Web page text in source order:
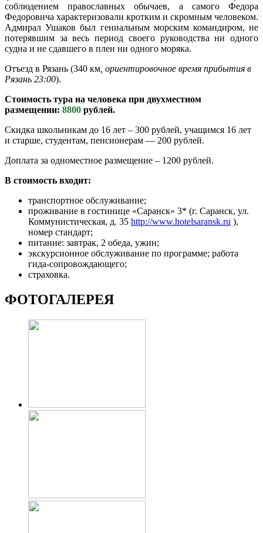
соблюдением православных обычаев, а самого Федора
Федоровича характеризовали кротким и скромным человеком.
Адмирал Ушаков был гениальным морским командиром, не
потерявшим за весь период своего руководства ни одного
судна и не сдавшего в плен ни одного моряка.
Отъезд в Рязань (340 км , ориентировочное время прибытия в
Рязань 23:00).
Стоимость тура на человека при двухместном
размещении: 8800 рублей.
Скидка школьникам до 16 лет – 300 рублей, учащимся 16 лет
и старше, студентам, пенсионерам — 200 рублей.
Доплата за одноместное размещение – 1200 рублей.
В стоимость входит:
транспортное обслуживание;
проживание в гостинице «Саранск» 3* (г. Саранск, ул.
Коммунистическая, д. 35 http://www.hotelsaransk.ru ),
номер стандарт;
питание: завтрак, 2 обеда, ужин;
экскурсионное обслуживание по программе; работа
гида-сопровождающего;
страховка.
ФОТОГАЛЕРЕЯ